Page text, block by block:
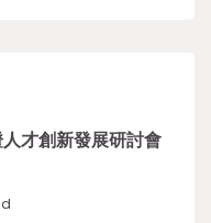
才創新發展研討會